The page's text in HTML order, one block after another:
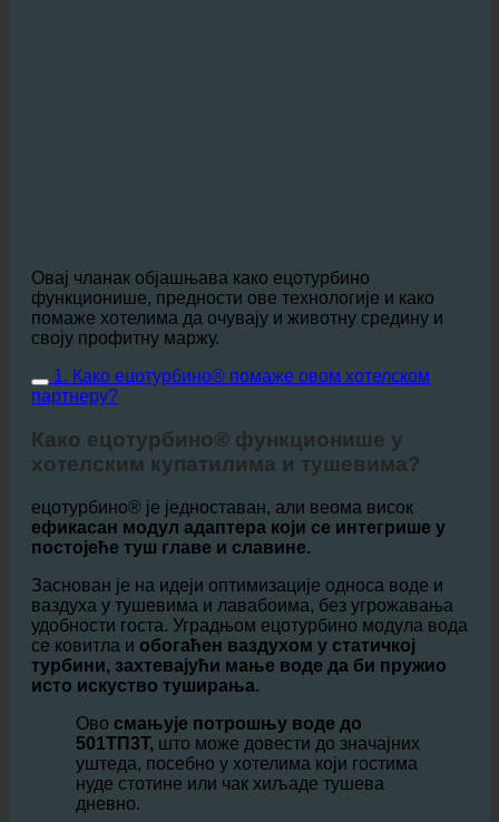
Овај чланак објашњава како ецотурбино
функционише, предности ове технологије и како
помаже хотелима да очувају и животну средину и
своју профитну маржу.
1. Како ецотурбино® помаже овом хотелском
партнеру?
хотелским купатилима и тушевима?
ецотурбино® је једноставан, али веома висок
ефикасан модул адаптера који се интегрише у
постојеће туш главе и славине.
Заснован је на идеји оптимизације односа воде и
ваздуха у тушевима и лавабоима, без угрожавања
удобности госта. Уградњом ецотурбино модула вода
се ковитла иобогаћен ваздухом у статичкој
турбини, захтевајући мање воде да би пружио
исто искуство туширања.
Овосмањује потрошњу воде до
501ТП3Т,што може довести до значајних
уштеда, посебно у хотелима који гостима